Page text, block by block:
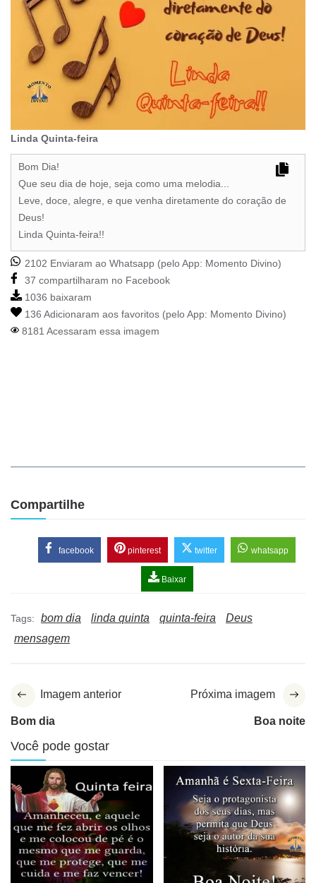
Linda Quinta-feira
Bom Dia!
Que seu dia de hoje, seja como uma melodia...
Leve, doce, alegre, e que venha diretamente do coração de
Deus!
Linda Quinta-feira!!
2102 Enviaram ao Whatsapp (pelo App: Momento Divino)
37 compartilharam no Facebook
1036 baixaram
136 Adicionaram aos favoritos (pelo App: Momento Divino)
8181 Acessaram essa imagem
Compartilhe
facebook pinterest twitter whatsapp
Baixar
Tags: bom dia linda quinta quinta-feira
Deus
mensagem
Imagem anterior
Bom dia
Próxima imagem
Boa noite
Você pode gostar